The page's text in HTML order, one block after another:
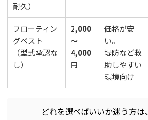
耐久）
フローティン
グベスト
（型式承認な
し）
2,000
〜
4,000
円
価格が安
い。
堤防など救
助しやすい
環境向け
どれを選べばいいか迷う方は、